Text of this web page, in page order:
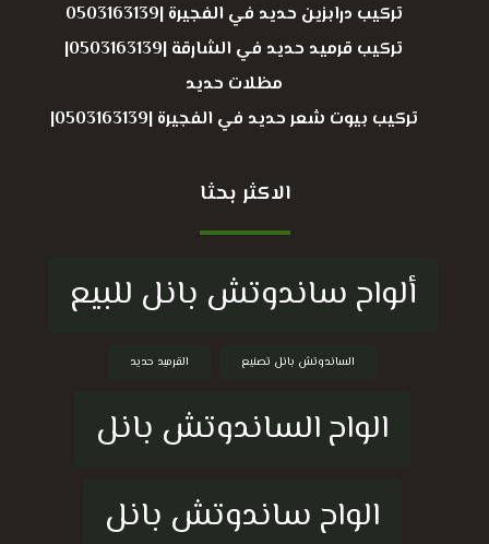
تركيب درابزين حديد في الفجيرة |0503163139
تركيب قرميد حديد في الشارقة |0503163139|
مظلات حديد
تركيب بيوت شعر حديد في الفجيرة |0503163139|
الاكثر بحثا
ألواح ساندوتش بانل للبيع
الساندوتش بانل تصنيع القرميد حديد
الواح الساندوتش بانل
الواح ساندوتش بانل